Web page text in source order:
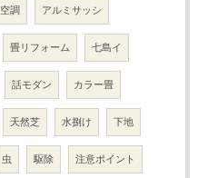
空調 アルミサッシ
畳リフォーム 七島イ
話モダン カラー畳
天然芝 水捌け 下地
虫 駆除 注意ポイント